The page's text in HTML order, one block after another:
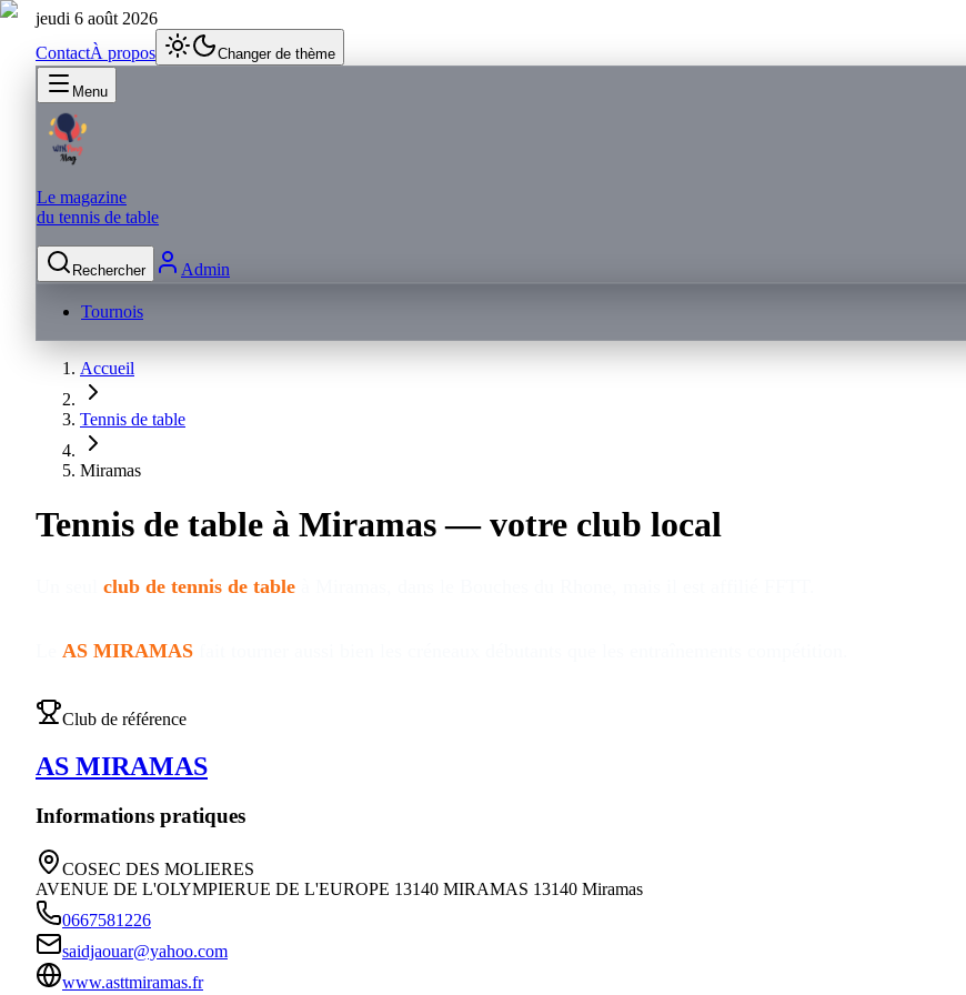
jeudi 6 août 2026
ContactÀ propos Changer de thème
Menu
Le magazine
du tennis de table
Rechercher Admin
Tournois
Accueil
Tennis de table
Miramas
Tennis de table à Miramas—votre club local
club de tennis de table
AS MIRAMAS
Club de référence
AS MIRAMAS
Informations pratiques
COSEC DES MOLIERES
AVENUE DE L'OLYMPIERUE DE L'EUROPE 13140 MIRAMAS 13140 Miramas
0667581226
saidjaouar@yahoo.com
www.asttmiramas.fr